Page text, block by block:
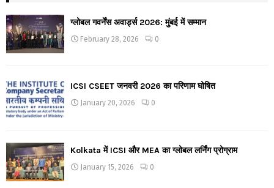
ग्लोबल गवर्नेंस अवार्ड्स 2026: मुंबई में सम्मान
February 28, 2026 0
ICSI CSEET जनवरी 2026 का परिणाम घोषित
January 20, 2026 0
Kolkata में ICSI और MEA का ग्लोबल लर्निंग प्रोग्राम
January 15, 2026 0